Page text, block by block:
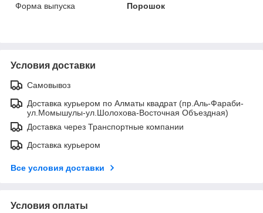
Форма выпуска
Порошок
Условия доставки
Самовывоз
Доставка курьером по Алматы квадрат (пр.Аль-Фараби-
ул.Момышулы-ул.Шолохова-Восточная Объездная)
Доставка через Транспортные компании
Доставка курьером
Все условия доставки
Условия оплаты